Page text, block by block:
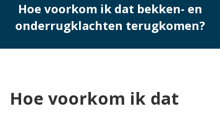
Hoe voorkom ik dat bekken- en
onderrugklachten terugkomen?
Hoe voorkom ik dat